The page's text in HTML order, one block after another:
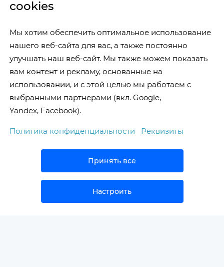
cookies
Мы хотим обеспечить оптимальное использование
нашего веб-сайта для вас, а также постоянно
улучшать наш веб-сайт. Мы также можем показать
вам контент и рекламу, основанные на
использовании, и с этой целью мы работаем с
выбранными партнерами (вкл. Google,
Yandex, Facebook).
Политика конфиденциальности Реквизиты
Принять все
Настроить